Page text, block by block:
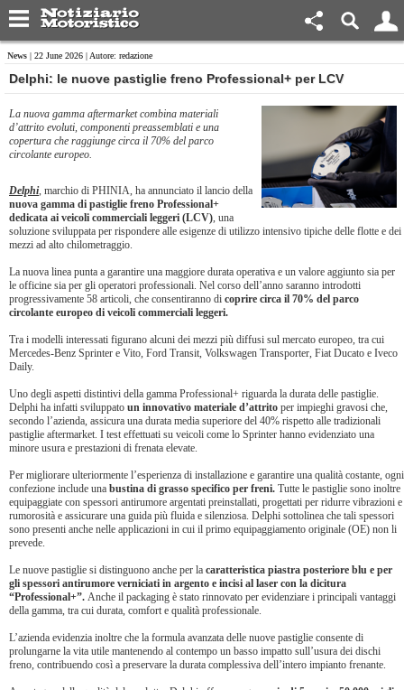
News | 22 June 2026 | Autore: redazione
​Delphi: le nuove pastiglie freno Professional+ per LCV
La nuova gamma aftermarket combina materiali
d’attrito evoluti, componenti preassemblati e una
copertura che raggiunge circa il 70% del parco
circolante europeo.
Delphi, marchio di PHINIA, ha annunciato il lancio della
nuova gamma di pastiglie freno Professional+
dedicata ai veicoli commerciali leggeri (LCV), una
soluzione sviluppata per rispondere alle esigenze di utilizzo intensivo tipiche delle flotte e dei
mezzi ad alto chilometraggio.
La nuova linea punta a garantire una maggiore durata operativa e un valore aggiunto sia per
le officine sia per gli operatori professionali. Nel corso dell’anno saranno introdotti
progressivamente 58 articoli, che consentiranno di coprire circa il 70% del parco
circolante europeo di veicoli commerciali leggeri.
Tra i modelli interessati figurano alcuni dei mezzi più diffusi sul mercato europeo, tra cui
Mercedes-Benz Sprinter e Vito, Ford Transit, Volkswagen Transporter, Fiat Ducato e Iveco
Daily.
Uno degli aspetti distintivi della gamma Professional+ riguarda la durata delle pastiglie.
Delphi ha infatti sviluppato un innovativo materiale d’attrito per impieghi gravosi che,
secondo l’azienda, assicura una durata media superiore del 40% rispetto alle tradizionali
pastiglie aftermarket. I test effettuati su veicoli come lo Sprinter hanno evidenziato una
minore usura e prestazioni di frenata elevate.
Per migliorare ulteriormente l’esperienza di installazione e garantire una qualità costante, ogni
confezione include una bustina di grasso specifico per freni. Tutte le pastiglie sono inoltre
equipaggiate con spessori antirumore argentati preinstallati, progettati per ridurre vibrazioni e
rumorosità e assicurare una guida più fluida e silenziosa. Delphi sottolinea che tali spessori
sono presenti anche nelle applicazioni in cui il primo equipaggiamento originale (OE) non li
prevede.
Le nuove pastiglie si distinguono anche per la caratteristica piastra posteriore blu e per
gli spessori antirumore verniciati in argento e incisi al laser con la dicitura
“Professional+”. Anche il packaging è stato rinnovato per evidenziare i principali vantaggi
della gamma, tra cui durata, comfort e qualità professionale.
L’azienda evidenzia inoltre che la formula avanzata delle nuove pastiglie consente di
prolungarne la vita utile mantenendo al contempo un basso impatto sull’usura dei dischi
freno, contribuendo così a preservare la durata complessiva dell’intero impianto frenante.